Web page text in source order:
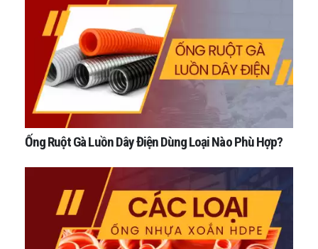
Ống Ruột Gà Luồn Dây Điện Dùng Loại Nào Phù Hợp?